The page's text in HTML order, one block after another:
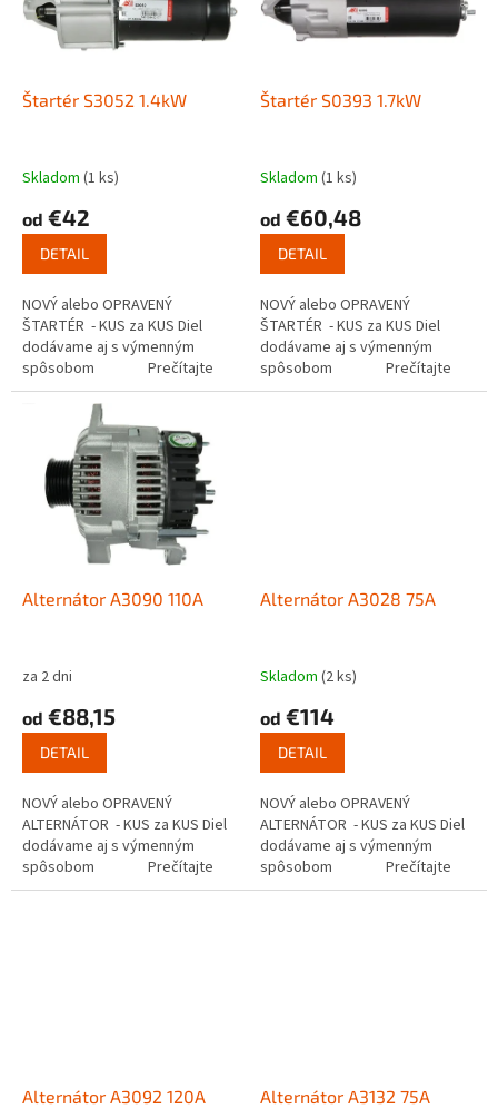
Štartér S3052 1.4kW
Skladom (1 ks)
od €42
DETAIL
NOVÝ alebo OPRAVENÝ
ŠTARTÉR - KUS za KUS Diel
dodávame aj s výmenným
spôsobom Prečítajte
si ako funguje...
Štartér S0393 1.7kW
Skladom (1 ks)
od €60,48
DETAIL
NOVÝ alebo OPRAVENÝ
ŠTARTÉR - KUS za KUS Diel
dodávame aj s výmenným
spôsobom Prečítajte
si ako funguje...
Alternátor A3090 110A
za 2 dni
od €88,15
DETAIL
NOVÝ alebo OPRAVENÝ
ALTERNÁTOR - KUS za KUS Diel
dodávame aj s výmenným
spôsobom Prečítajte
si ako...
Alternátor A3028 75A
Skladom (2 ks)
od €114
DETAIL
NOVÝ alebo OPRAVENÝ
ALTERNÁTOR - KUS za KUS Diel
dodávame aj s výmenným
spôsobom Prečítajte
si ako...
Alternátor A3092 120A Alternátor A3132 75A